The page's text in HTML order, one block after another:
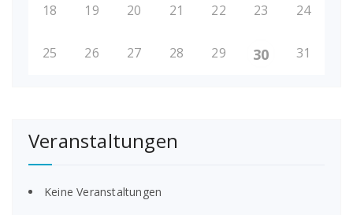
18 19 20 21 22 23 24
25 26 27 28 29 30 31
Veranstaltungen
Keine Veranstaltungen